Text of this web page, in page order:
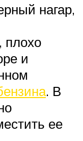
нагар,
плохо
и
. В
ее